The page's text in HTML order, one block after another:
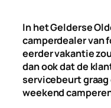
In het Gelderse
camperdealer van
eerder vakantie
dan ook dat de
servicebeurt
weekend